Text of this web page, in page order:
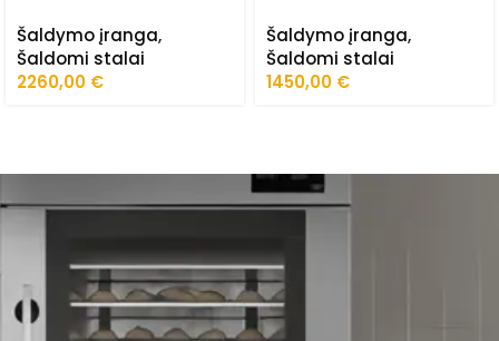
150/70/02/STA
Šaldymo įranga,
Šaldomi stalai
2260,00 €
Šaldymo įranga,
Šaldomi stalai
1450,00 €